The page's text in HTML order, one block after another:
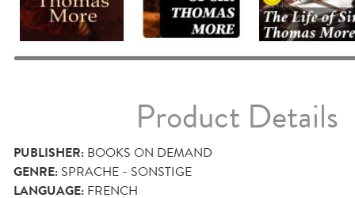
Product Details
PUBLISHER: BOOKS ON DEMAND
GENRE: SPRACHE - SONSTIGE
LANGUAGE: FRENCH